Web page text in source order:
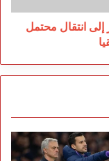
انتقال محتمل